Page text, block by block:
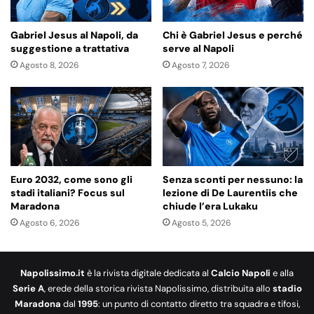
Gabriel Jesus al Napoli, da
suggestione a trattativa
Agosto 8, 2026
Chi è Gabriel Jesus e perché
serve al Napoli
Agosto 7, 2026
Euro 2032, come sono gli
stadi italiani? Focus sul
Maradona
Agosto 6, 2026
Senza sconti per nessuno: la
lezione di De Laurentiis che
chiude l’era Lukaku
Agosto 5, 2026
Napolissimo.it è la rivista digitale dedicata al Calcio Napoli e alla
Serie A, erede della storica rivista Napolissimo, distribuita allo stadio
Maradona dal 1995: un punto di contatto diretto tra squadra e tifosi,